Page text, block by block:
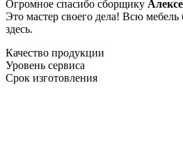
Огромное спасибо сборщику
Это мастер своего дела! Всю мебель
здесь.
Качество продукции
Уровень сервиса
Срок изготовления